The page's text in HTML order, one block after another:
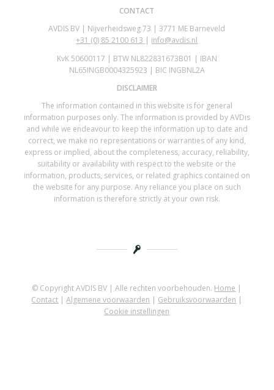
CONTACT
AVDIS BV | Nijverheidsweg 73 | 3771 ME Barneveld
+31 (0) 85 2100 613 | info@avdis.nl
KvK 50600117 | BTW NL822831673B01 | IBAN
NL65INGB0004325923 | BIC INGBNL2A
DISCLAIMER
The information contained in this website is for general
information purposes only. The information is provided by AVDis
and while we endeavour to keep the information up to date and
correct, we make no representations or warranties of any kind,
express or implied, about the completeness, accuracy, reliability,
suitability or availability with respect to the website or the
information, products, services, or related graphics contained on
the website for any purpose. Any reliance you place on such
information is therefore strictly at your own risk.
© Copyright AVDIS BV | Alle rechten voorbehouden. Home |
Contact |Algemene voorwaarden | Gebruiksvoorwaarden |
Cookie instellingen